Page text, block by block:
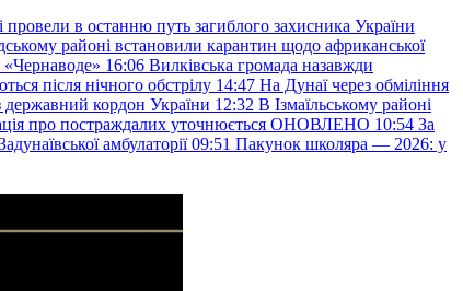
провели в останню путь загиблого захисника України
районі встановили карантин щодо африканської
«Чернаводе» 16:06 Вилківська громада назавжди
після нічного обстрілу 14:47 На Дунаї через обміління
державний кордон України 12:32 В Ізмаїльському районі
про постраждалих уточнюється ОНОВЛЕНО 10:54 За
амбулаторії 09:51 Пакунок школяра — 2026: у